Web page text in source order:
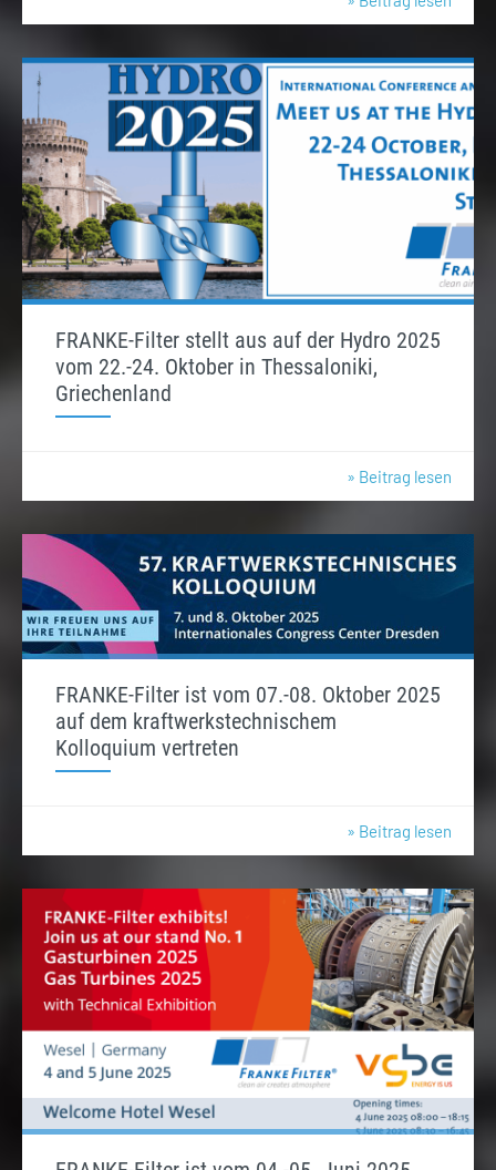
FRANKE-Filter stellt aus auf der Hydro 2025
vom 22.-24. Oktober in Thessaloniki,
Griechenland
» Beitrag lesen
FRANKE-Filter ist vom 07.-08. Oktober 2025
auf dem kraftwerkstechnischem
Kolloquium vertreten
» Beitrag lesen